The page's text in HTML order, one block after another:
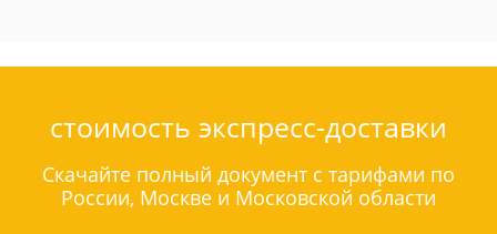
стоимость экспресс-доставки
Скачайте полный документ с тарифами по
России, Москве и Московской области